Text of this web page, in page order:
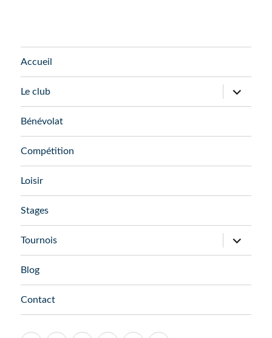
Accueil
Le club
ouvrir
le
sous-
Bénévolat
Compétition
Loisir
Stages
Tournois
ouvrir
le
sous-
Blog
Contact